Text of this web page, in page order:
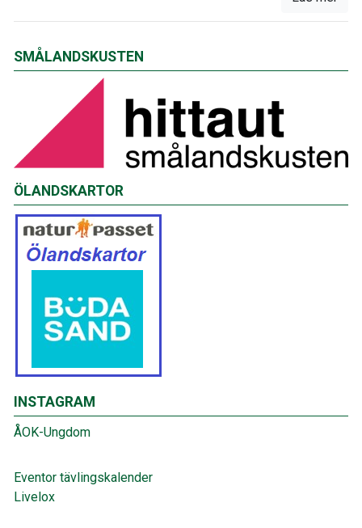
SMÅLANDSKUSTEN
ÖLANDSKARTOR
INSTAGRAM
ÅOK-Ungdom
Eventor tävlingskalender
Livelox